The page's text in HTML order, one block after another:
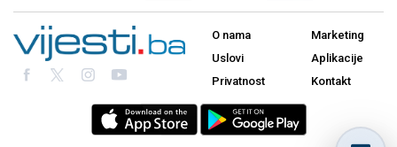
O nama
Uslovi
Privatnost
Marketing
Aplikacije
Kontakt